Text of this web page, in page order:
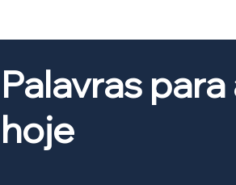
Palavras
hoje